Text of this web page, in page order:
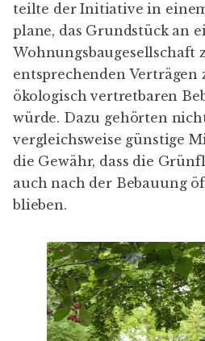
teilte der Initiativein
plane, das Grundstück an
Wohnungsbaugesellschaft
entsprechenden Verträgen
ökologisch vertretbaren
würde. Dazu gehörten
vergleichsweise günstige
die Gewähr, dass die
auch nach der Bebauung
blieben.